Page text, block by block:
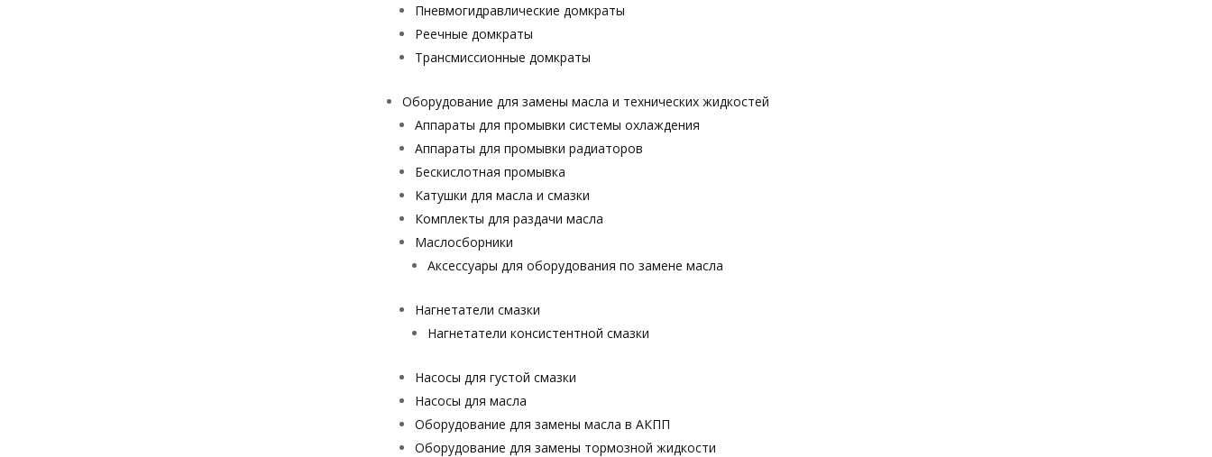
Пневмогидравлические домкраты
Реечные домкраты
Трансмиссионные домкраты
Оборудование для замены масла и технических жидкостей
Аппараты для промывки системы охлаждения
Аппараты для промывки радиаторов
Бескислотная промывка
Катушки для масла и смазки
Комплекты для раздачи масла
Маслосборники
Аксессуары для оборудования по замене масла
Нагнетатели смазки
Нагнетатели консистентной смазки
Насосы для густой смазки
Насосы для масла
Оборудование для замены масла в АКПП
Оборудование для замены тормозной жидкости